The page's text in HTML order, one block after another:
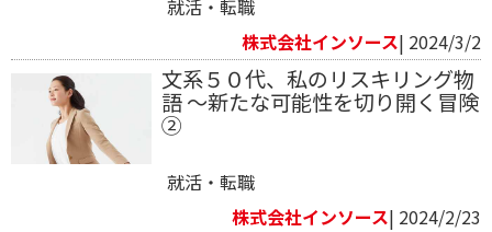
就活・転職
株式会社インソース| 2024/3/2
文系５０代、私のリスキリング物
語 ～新たな可能性を切り開く冒険
➁
就活・転職
株式会社インソース| 2024/2/23